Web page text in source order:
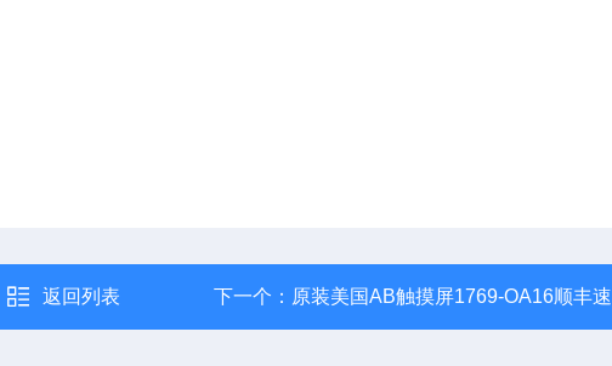
返回列表 下一个： 原装美国AB触摸屏1769-OA16顺丰